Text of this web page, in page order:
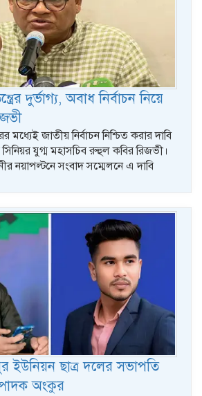
দুর্ভাগ্য, অবাধ নির্বাচন নিয়ে
মধ্যেই জাতীয় নির্বাচন নিশ্চিত করার দাবি
সিনিয়র যুগ্ম মহাসচিব রুহুল কবির রিজভী।
নয়াপল্টনে সংবাদ সম্মেলনে এ দাবি
ইউনিয়ন ছাত্র দলের সভাপতি
অংকুর